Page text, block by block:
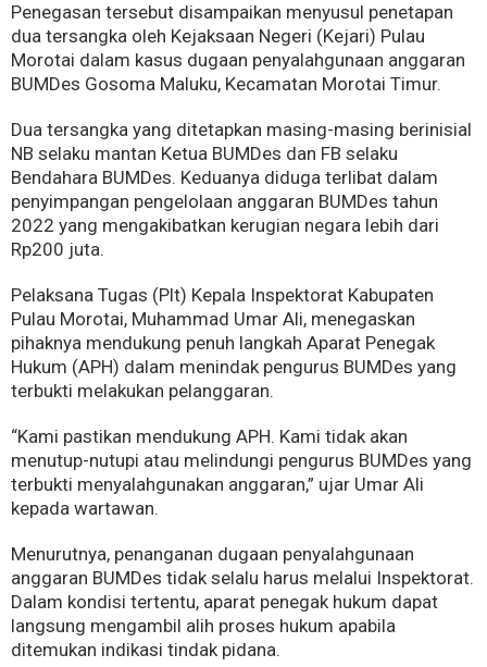
Penegasan tersebut disampaikan menyusul penetapan
dua tersangka oleh Kejaksaan Negeri (Kejari) Pulau
Morotai dalam kasus dugaan penyalahgunaan anggaran
BUMDes Gosoma Maluku, Kecamatan Morotai Timur.
Dua tersangka yang ditetapkan masing-masing berinisial
NB selaku mantan Ketua BUMDes dan FB selaku
Bendahara BUMDes. Keduanya diduga terlibat dalam
penyimpangan pengelolaan anggaran BUMDes tahun
2022 yang mengakibatkan kerugian negara lebih dari
Rp200 juta.
Pelaksana Tugas (Plt) Kepala Inspektorat Kabupaten
Pulau Morotai, Muhammad Umar Ali, menegaskan
pihaknya mendukung penuh langkah Aparat Penegak
Hukum (APH) dalam menindak pengurus BUMDes yang
terbukti melakukan pelanggaran.
“Kami pastikan mendukung APH. Kami tidak akan
menutup-nutupi atau melindungi pengurus BUMDes yang
terbukti menyalahgunakan anggaran,” ujar Umar Ali
kepada wartawan.
Menurutnya, penanganan dugaan penyalahgunaan
anggaran BUMDes tidak selalu harus melalui Inspektorat.
Dalam kondisi tertentu, aparat penegak hukum dapat
langsung mengambil alih proses hukum apabila
ditemukan indikasi tindak pidana.